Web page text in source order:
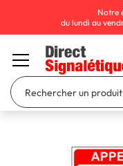
Notre
du lundi au